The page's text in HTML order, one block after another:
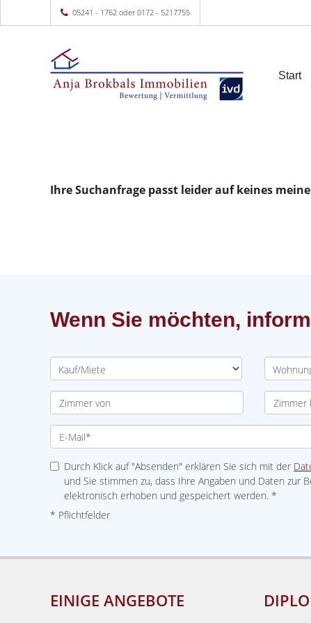
05241 - 1762 oder 0172 - 5217755
Start
Ihre Suchanfrage passt leider auf keines
Wenn Sie möchten,
Durch Klick auf "Absenden" erklären Sie sich mit der
und Sie stimmen zu, dass Ihre Angaben und Daten zur
elektronisch erhoben und gespeichert werden. *
* Pflichtfelder
EINIGE ANGEBOTE